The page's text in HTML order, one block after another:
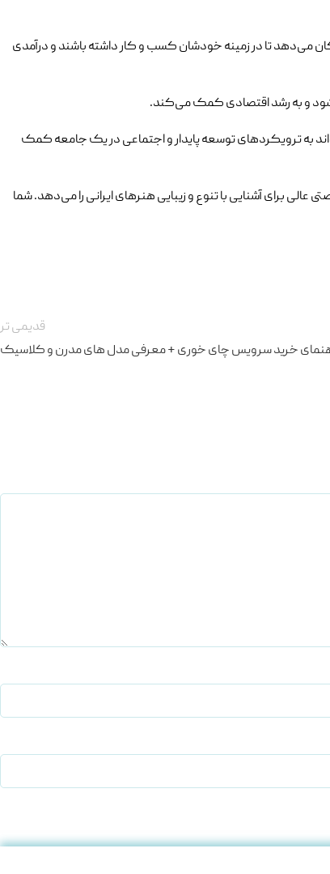
می‌دهد تا در زمینه خودشان کسب و کار داشته باشند و درآمدی
و به رشد اقتصادی کمک می‌کند.
به ترویکردهای توسعه پایدار و اجتماعی در یک جامعه کمک
برای آشنایی با تنوع و زیبایی هنرهای ایرانی را می‌دهد. شما
قدیمی تر
خرید سرویس چای خوری + معرفی مدل های مدرن و کلاسیک